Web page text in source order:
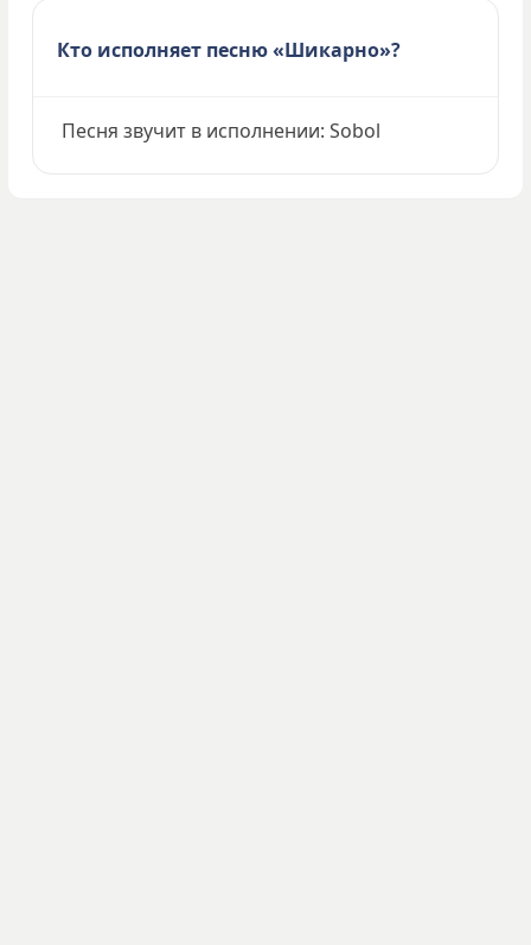
Кто исполняет песню «Шикарно»?
Песня звучит в исполнении: Sobol